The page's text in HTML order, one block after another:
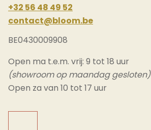
+32 56 48 49 52
contact@bloom.be
BE0430009908
Open ma t.e.m. vrij: 9 tot 18 uur
(showroom op maandag gesloten)
Open za van 10 tot 17 uur